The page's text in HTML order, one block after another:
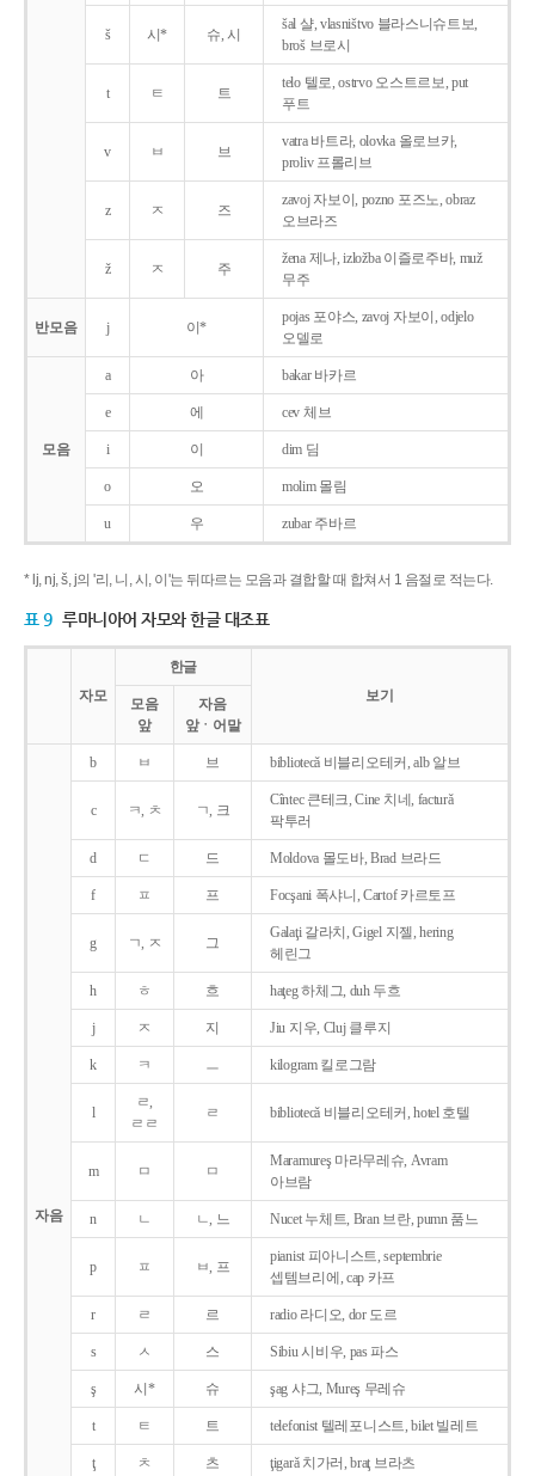
š 시* 슈, 시
šal 샬, vlasništvo 블라스니슈트보,
broš 브로시
t ㅌ 트
telo 텔로, ostrvo 오스트르보, put
푸트
v ㅂ 브
vatra 바트라, olovka 올로브카,
proliv 프롤리브
z ㅈ 즈
zavoj 자보이, pozno 포즈노, obraz
오브라즈
ž ㅈ 주
žena 제나, izložba 이즐로주바, muž
무주
반모음 j 이*
pojas 포야스, zavoj 자보이, odjelo
오델로
모음
a 아 bakar 바카르
e 에 cev 체브
i 이 dim 딤
o 오 molim 몰림
u 우 zubar 주바르
* lj, nj, š, j의 '리, 니, 시, 이'는 뒤따르는 모음과 결합할 때 합쳐서 1 음절로 적는다.
표 9 루마니아어 자모와 한글 대조표
자모
한글
보기
모음
앞
자음
앞ㆍ어말
자음
b ㅂ 브 bibliotecǎ 비블리오테커, alb 알브
c ㅋ, ㅊ ㄱ, 크
Cîntec 큰테크, Cine 치네, facturǎ
팍투러
d ㄷ 드 Moldova 몰도바, Brad 브라드
f ㅍ 프 Focşani 폭샤니, Cartof 카르토프
g ㄱ, ㅈ 그
Galaţi 갈라치, Gigel 지젤, hering
헤린그
h ㅎ 흐 haţeg 하체그, duh 두흐
j ㅈ 지 Jiu 지우, Cluj 클루지
k ㅋ ㅡ kilogram 킬로그람
l
ㄹ,
ㄹㄹ
ㄹ bibliotecǎ 비블리오테커, hotel 호텔
m ㅁ ㅁ
Maramureş 마라무레슈, Avram
아브람
n ㄴ ㄴ, 느 Nucet 누체트, Bran 브란, pumn 품느
p ㅍ ㅂ, 프
pianist 피아니스트, septembrie
셉템브리에, cap 카프
r ㄹ 르 radio 라디오, dor 도르
s ㅅ 스 Sibiu 시비우, pas 파스
ş 시* 슈 şag 샤그, Mureş 무레슈
t ㅌ 트 telefonist 텔레포니스트, bilet 빌레트
ţ ㅊ 츠 ţigarǎ 치가러, braţ 브라츠